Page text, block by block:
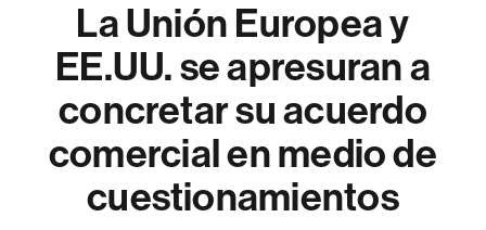
La Unión Europea y
EE.UU. se apresuran a
concretar su acuerdo
comercial en medio de
cuestionamientos